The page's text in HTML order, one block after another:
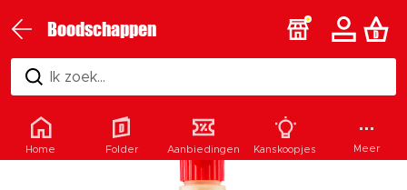
Boodschappen
Ik zoek...
Home Folder Aanbiedingen Kanskoopjes Meer